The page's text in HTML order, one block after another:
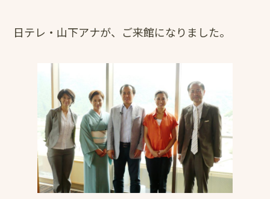
日テレ・山下アナが、ご来館になりました。